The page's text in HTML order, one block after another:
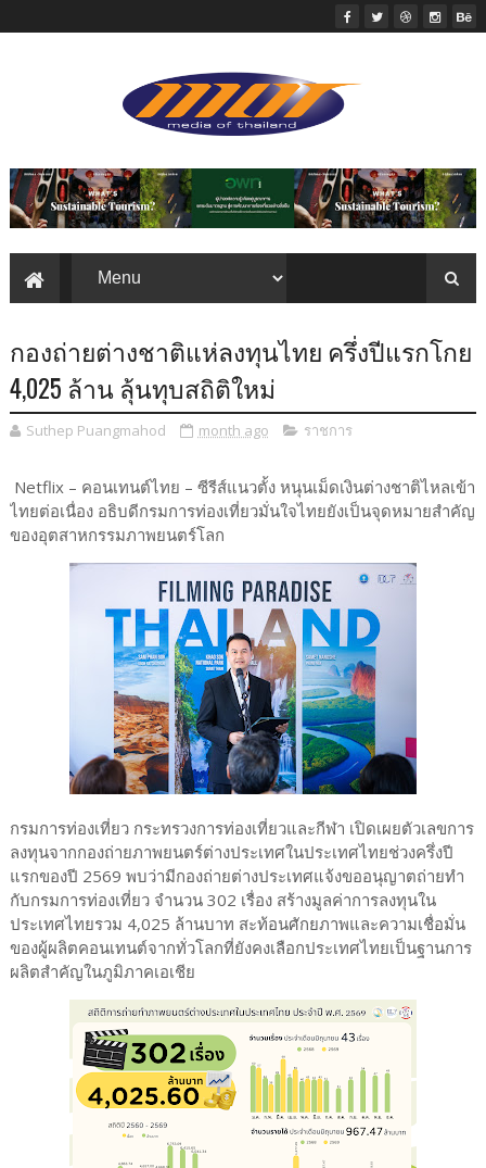
กองถ่ายต่างชาติแห่ลงทุนไทย ครึ่งปีแรกโกย
4,025 ล้าน ลุ้นทุบสถิติใหม่
Suthep Puangmahod month ago ราชการ
Netflix – คอนเทนต์ไทย – ซีรีส์แนวตั้ง หนุนเม็ดเงินต่างชาติไหลเข้า
ไทยต่อเนื่อง อธิบดีกรมการท่องเที่ยวมั่นใจไทยยังเป็นจุดหมายสำคัญ
ของอุตสาหกรรมภาพยนตร์โลก
กรมการท่องเที่ยว กระทรวงการท่องเที่ยวและกีฬา เปิดเผยตัวเลขการ
ลงทุนจากกองถ่ายภาพยนตร์ต่างประเทศในประเทศไทยช่วงครึ่งปี
แรกของปี 2569 พบว่ามีกองถ่ายต่างประเทศแจ้งขออนุญาตถ่ายทำ
กับกรมการท่องเที่ยว จำนวน 302 เรื่อง สร้างมูลค่าการลงทุนใน
ประเทศไทยรวม 4,025 ล้านบาท สะท้อนศักยภาพและความเชื่อมั่น
ของผู้ผลิตคอนเทนต์จากทั่วโลกที่ยังคงเลือกประเทศไทยเป็นฐานการ
ผลิตสำคัญในภูมิภาคเอเชีย